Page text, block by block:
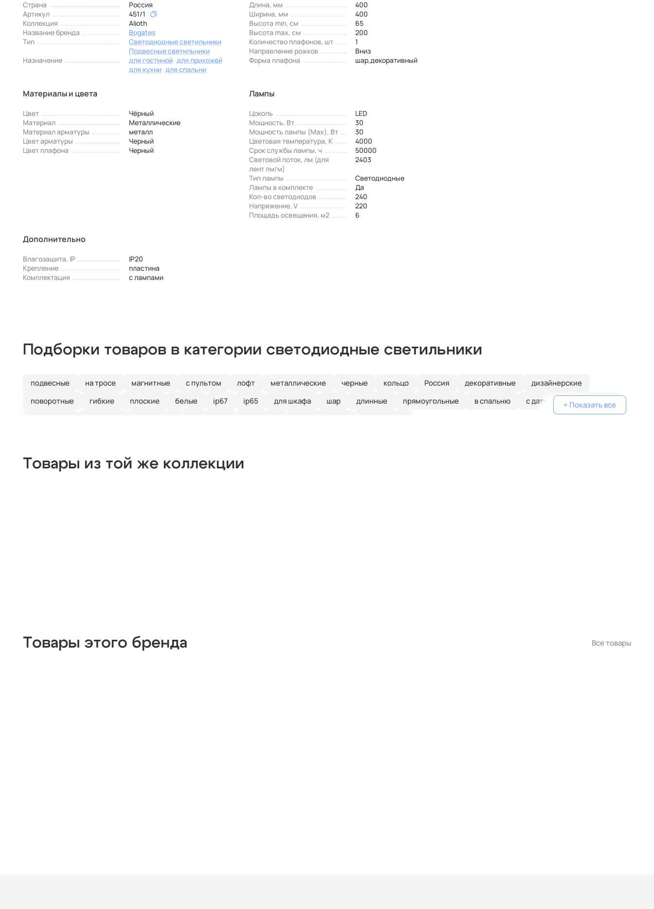
Страна
Россия
Артикул
451/1
Коллекция
Alioth
Название бренда
Bogates
Тип
Светодиодные светильники
Подвесные светильники
Назначение
для гостиной для прихожей
для кухни для спальни
Длина, мм
400
Ширина, мм
400
Высота min, см
65
Высота max, см
200
Количество плафонов, шт
1
Направление рожков
Вниз
Форма плафона
шар,декоративный
Материалы и цвета
Цвет
Чёрный
Материал
Металлические
Материал арматуры
металл
Цвет арматуры
Черный
Цвет плафона
Черный
Лампы
Цоколь
LED
Мощность, Вт
30
Мощность лампы (Max), Вт
30
Цветовая температура, К
4000
Срок службы лампы, ч
50000
Световой поток, лм (для
лент лм/м)
2403
Тип лампы
Светодиодные
Лампы в комплекте
Да
Кол-во светодиодов
240
Напряжение, V
220
Площадь освещения, м2
6
Дополнительно
Влагозащита, IP
IP20
Крепление
пластина
Комплектация
с лампами
Подборки товаров в категории светодиодные светильники
подвесные на тросе магнитные с пультом лофт металлические черные кольцо Россия декоративные
дизайнерские
поворотные
гибкие плоские белые ip67 ip65 для шкафа шар длинные прямоугольные в спальню с датчиком
круглые
+ Показать все
Товары из той же коллекции
Товары этого бренда Все товары